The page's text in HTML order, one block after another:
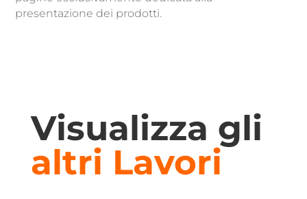
presentazione dei prodotti.
Visualizza gli
altri Lavori